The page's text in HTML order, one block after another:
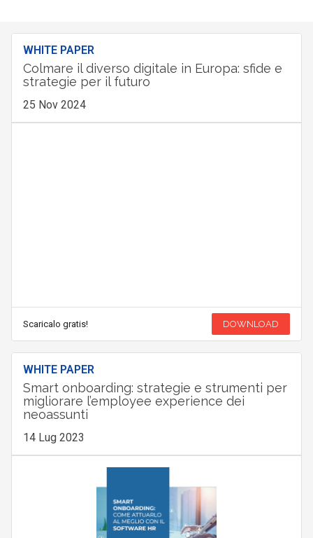
WHITE PAPER
Colmare il diverso digitale in Europa: sfide e
strategie per il futuro
25 Nov 2024
Scaricalo gratis! DOWNLOAD
WHITE PAPER
Smart onboarding: strategie e strumenti per
migliorare l’employee experience dei
neoassunti
14 Lug 2023